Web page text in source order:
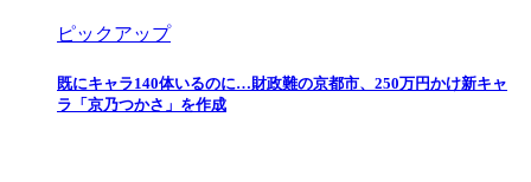
ピックアップ
既にキャラ140体いるのに…財政難の京都市、250万円かけ新キャ
ラ「京乃つかさ」を作成